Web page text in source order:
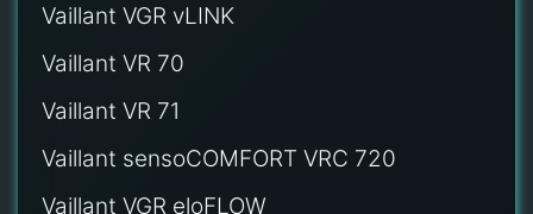
Vaillant VGR vLINK
Vaillant VR 70
Vaillant VR 71
Vaillant sensoCOMFORT VRC 720
Vaillant VGR eloFLOW